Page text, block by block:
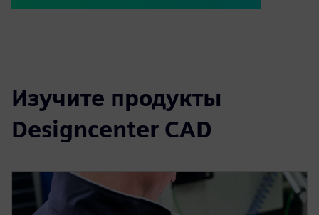
Изучите продукты
Designcenter CAD